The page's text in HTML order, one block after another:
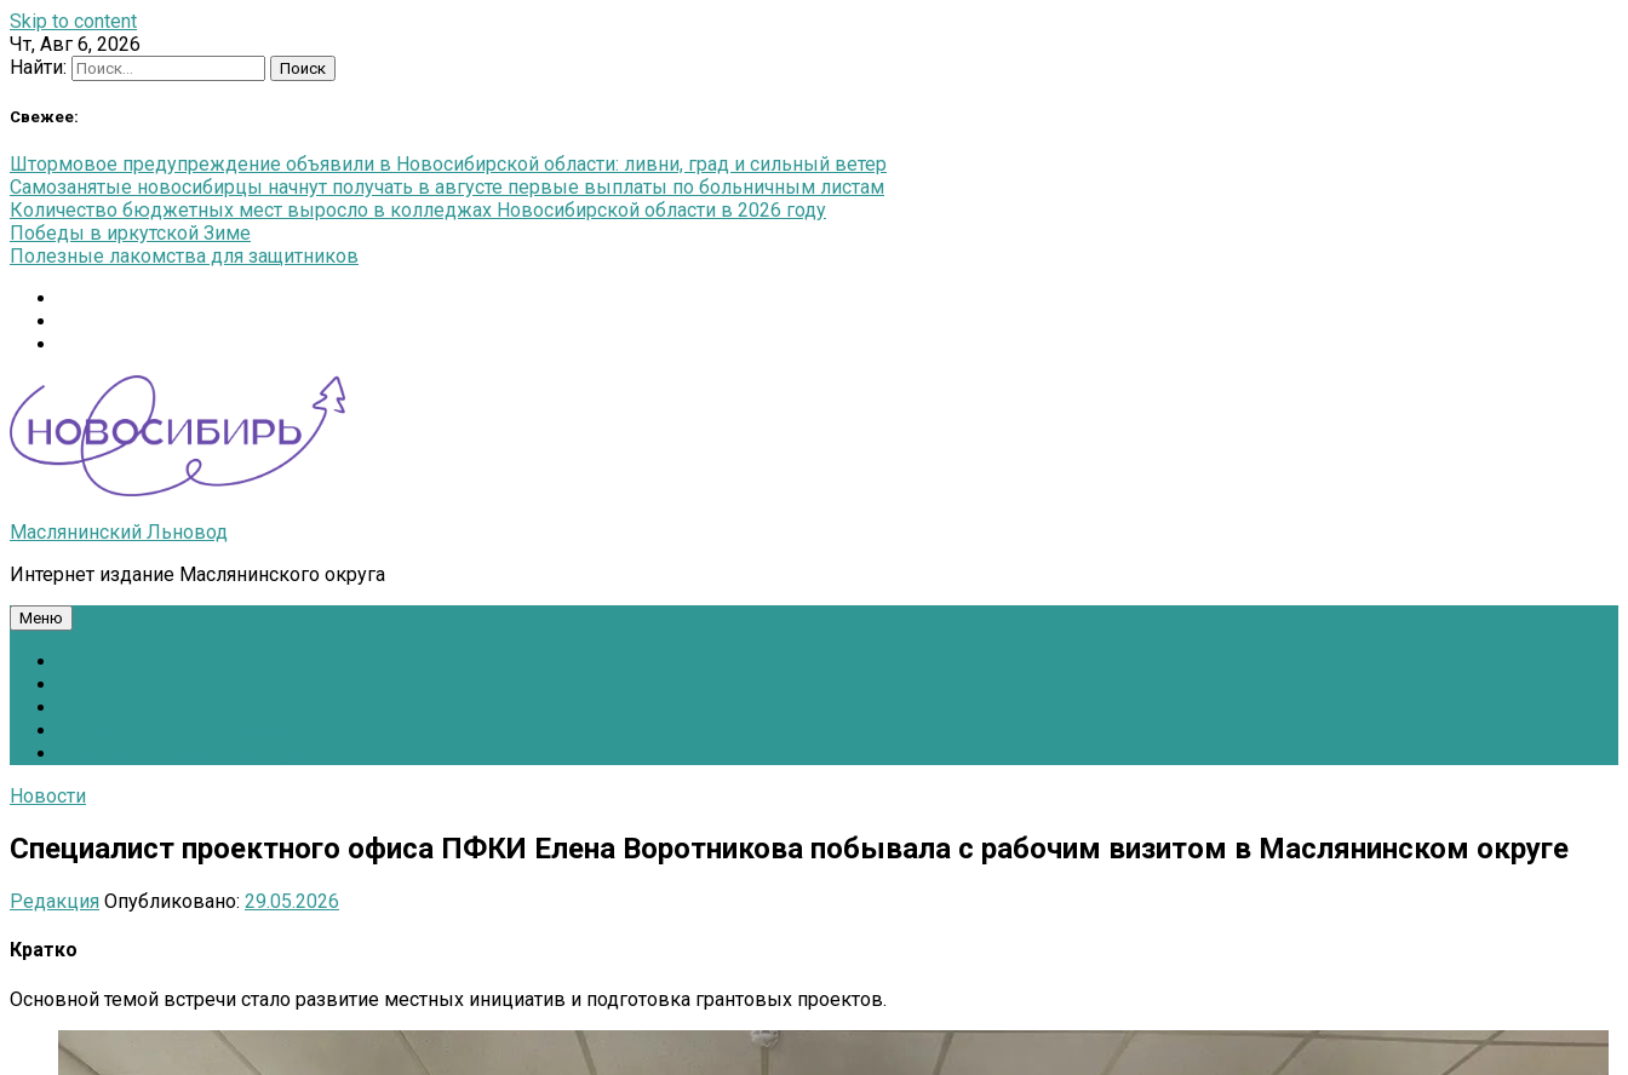
Skip to content
Чт, Авг 6, 2026
Найти:
Свежее:
Штормовое предупреждение объявили в Новосибирской области: ливни, град и сильный ветер
Самозанятые новосибирцы начнут получать в августе первые выплаты по больничным листам
Количество бюджетных мест выросло в колледжах Новосибирской области в 2026 году
Победы в иркутской Зиме
Полезные лакомства для защитников
Маслянинский Льновод
Интернет издание Маслянинского округа
Меню
Новости
Специалист проектного офиса ПФКИ Елена Воротникова побывала с рабочим визитом в Маслянинском округе
Редакция Опубликовано: 29.05.2026
Кратко
Основной темой встречи стало развитие местных инициатив и подготовка грантовых проектов.